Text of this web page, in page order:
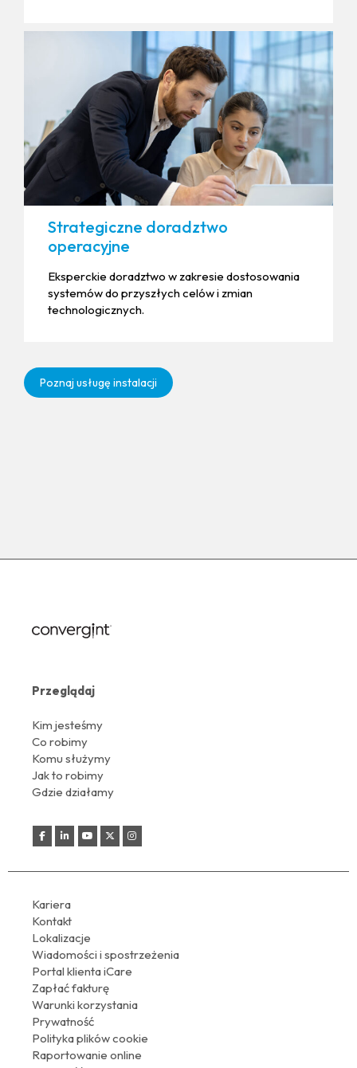
Strategiczne doradztwo
operacyjne
Eksperckie doradztwo w zakresie dostosowania
systemów do przyszłych celów i zmian
technologicznych.
Poznaj usługę instalacji
Przeglądaj
Kim jesteśmy
Co robimy
Komu służymy
Jak to robimy
Gdzie działamy
Kariera
Kontakt
Lokalizacje
Wiadomości i spostrzeżenia
Portal klienta iCare
Zapłać fakturę
Warunki korzystania
Prywatność
Polityka plików cookie
Raportowanie online